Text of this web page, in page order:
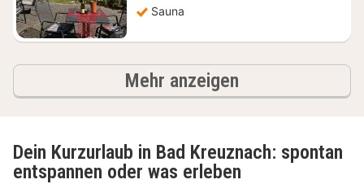
Sauna
Mehr anzeigen
Dein Kurzurlaub in Bad Kreuznach: spontan
entspannen oder was erleben